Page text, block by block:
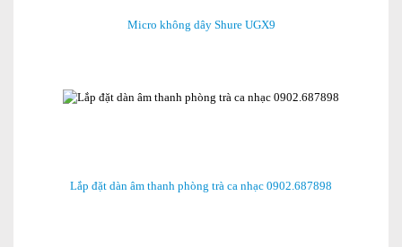
Micro không dây Shure UGX9
Lắp đặt dàn âm thanh phòng trà ca nhạc 0902.687898